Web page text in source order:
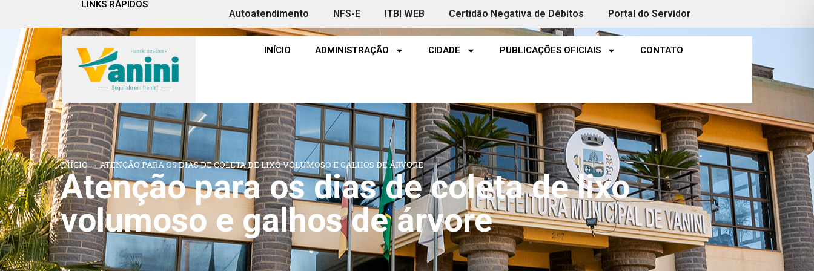
LINKS RÁPIDOS
Autoatendimento NFS-E ITBI WEB Certidão Negativa de Débitos Portal do Servidor
INÍCIO ADMINISTRAÇÃO CIDADE PUBLICAÇÕES OFICIAIS CONTATO
INÍCIO→ATENÇÃO PARA OS DIAS DE COLETA DE LIXO VOLUMOSO E GALHOS DE ÁRVORE
Atenção para os dias de coleta de lixo
volumoso e galhos de árvore